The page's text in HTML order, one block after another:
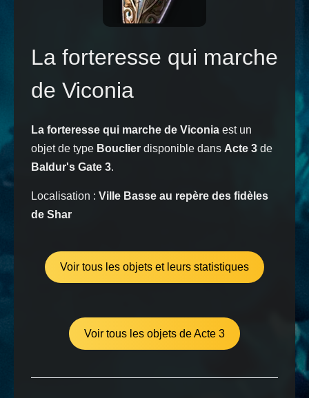
La forteresse qui marche
de Viconia
La forteresse qui marche de Viconia est un
objet de type Bouclier disponible dans Acte 3 de
Baldur's Gate 3.
Localisation : Ville Basse au repère des fidèles
de Shar
Voir tous les objets et leurs statistiques
Voir tous les objets de Acte 3